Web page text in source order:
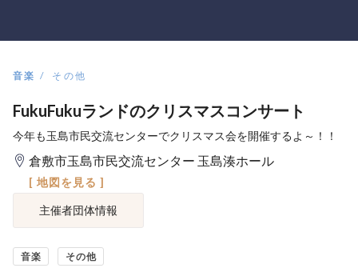
音楽 その他
FukuFukuランドのクリスマスコンサート
今年も玉島市民交流センターでクリスマス会を開催するよ～！！
倉敷市玉島市民交流センター 玉島湊ホール
[ 地図を見る ]
主催者団体情報
音楽 その他